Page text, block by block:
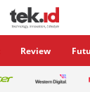
Review